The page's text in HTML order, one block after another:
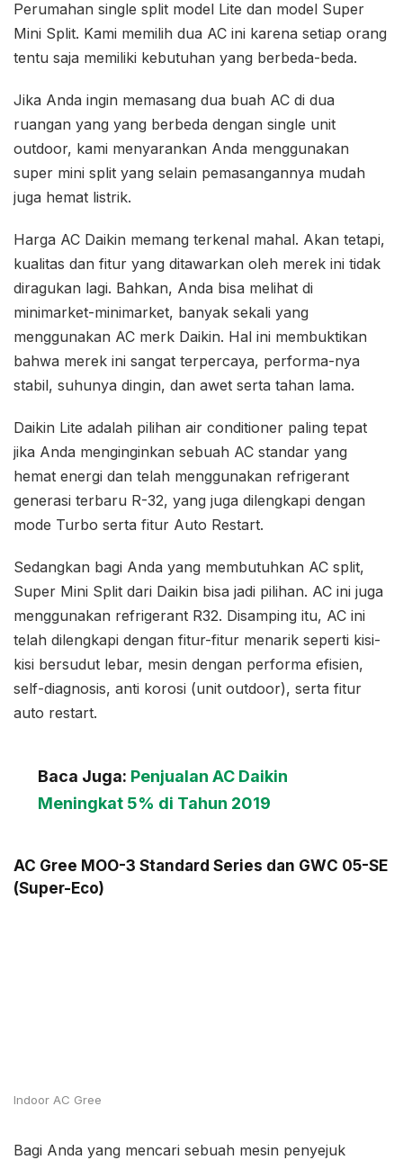
Perumahan single split model Lite dan model Super
Mini Split. Kami memilih dua AC ini karena setiap orang
tentu saja memiliki kebutuhan yang berbeda-beda.
Jika Anda ingin memasang dua buah AC di dua
ruangan yang yang berbeda dengan single unit
outdoor, kami menyarankan Anda menggunakan
super mini split yang selain pemasangannya mudah
juga hemat listrik.
Harga AC Daikin memang terkenal mahal. Akan tetapi,
kualitas dan fitur yang ditawarkan oleh merek ini tidak
diragukan lagi. Bahkan, Anda bisa melihat di
minimarket-minimarket, banyak sekali yang
menggunakan AC merk Daikin. Hal ini membuktikan
bahwa merek ini sangat terpercaya, performa-nya
stabil, suhunya dingin, dan awet serta tahan lama.
Daikin Lite adalah pilihan air conditioner paling tepat
jika Anda menginginkan sebuah AC standar yang
hemat energi dan telah menggunakan refrigerant
generasi terbaru R-32, yang juga dilengkapi dengan
mode Turbo serta fitur Auto Restart.
Sedangkan bagi Anda yang membutuhkan AC split,
Super Mini Split dari Daikin bisa jadi pilihan. AC ini juga
menggunakan refrigerant R32. Disamping itu, AC ini
telah dilengkapi dengan fitur-fitur menarik seperti kisi-
kisi bersudut lebar, mesin dengan performa efisien,
self-diagnosis, anti korosi (unit outdoor), serta fitur
auto restart.
Baca Juga: Penjualan AC Daikin
Meningkat 5% di Tahun 2019
AC Gree MOO-3 Standard Series dan GWC 05-SE
(Super-Eco)
Indoor AC Gree
Bagi Anda yang mencari sebuah mesin penyejuk